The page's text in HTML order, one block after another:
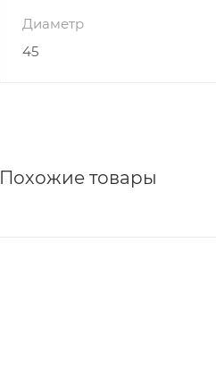
Диаметр
45
Похожие товары